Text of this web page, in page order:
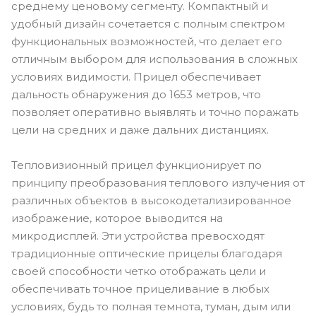
среднему ценовому сегменту. Компактный и
удобный дизайн сочетается с полным спектром
функциональных возможностей, что делает его
отличным выбором для использования в сложных
условиях видимости. Прицел обеспечивает
дальность обнаружения до 1653 метров, что
позволяет оперативно выявлять и точно поражать
цели на средних и даже дальних дистанциях.
Тепловизионный прицел функционирует по
принципу преобразования теплового излучения от
различных объектов в высокодетализированное
изображение, которое выводится на
микродисплей. Эти устройства превосходят
традиционные оптические прицелы благодаря
своей способности четко отображать цели и
обеспечивать точное прицеливание в любых
условиях, будь то полная темнота, туман, дым или